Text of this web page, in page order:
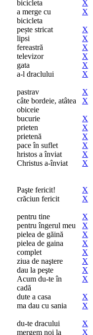
bicicleta
X
a merge cu
bicicleta
X
pește stricat
X
lipsi
X
fereastră
X
televizor
X
gata
X
a-l draclului X
pastrav
X
câte bordeie, atâtea
obiceie
X
bucurie
X
prieten
X
prietenă
X
pace în suflet
X
hristos a înviat
X
Christus a-înviat X
Paşte fericit!
X
crăciun fericit X
pentru tine
X
pentru îngerul meu
X
pielea de găină
X
pielea de gaina
X
complet
X
ziua de naştere
X
dau la peşte
X
Acum du-te în
cadă
X
dute a casa
X
ma dau cu sania X
du-te dracului
X
mergem noi la X